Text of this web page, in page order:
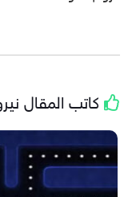
كاتب المقال